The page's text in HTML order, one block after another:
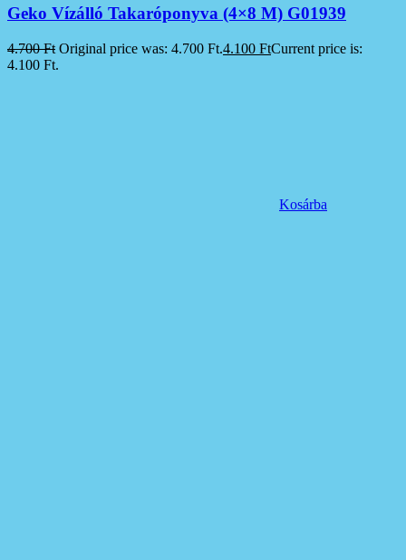
Geko Vízálló Takaróponyva (4×8 M) G01939
4.700Ft Original price was: 4.700 Ft.4.100 FtCurrent price is:
4.100 Ft.
Kosárba